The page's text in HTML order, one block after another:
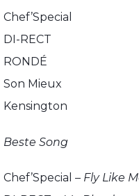
Chef’Special
DI-RECT
RONDÉ
Son Mieux
Kensington
Beste Song
Chef’Special – Fly Like